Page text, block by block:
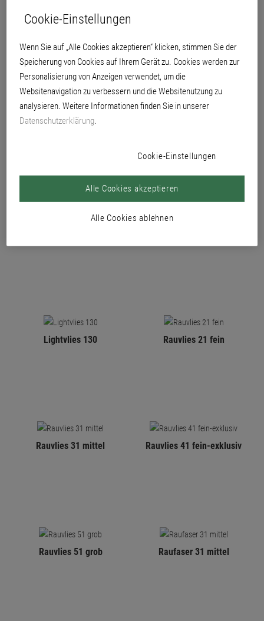
PRODUKTE
Digitaldruck-Tapeten
Lightvlies 130 Rauvlies 21 fein
Rauvlies 31 mittel Rauvlies 41 fein-exklusiv
Rauvlies 51 grob Raufaser 31 mittel
Cookie-Einstellungen
Wenn Sie auf „Alle Cookies akzeptieren“ klicken, stimmen Sie der
Speicherung von Cookies auf Ihrem Gerät zu. Cookies werden zur
Personalisierung von Anzeigen verwendet, um die
Websitenavigation zu verbessern und die Websitenutzung zu
analysieren. Weitere Informationen finden Sie in unserer
Datenschutzerklärung.
Cookie-Einstellungen
Alle Cookies ablehnen
Alle Cookies akzeptieren